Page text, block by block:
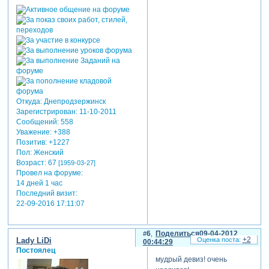
вкусный и бодрящий
напиток! – ответил ему
прихлебывая из чашки
Откуда:Днепродзержинск
Зарегистрирован: 11-10-2011
Сообщений:558
Уважение: +388
Позитив: +1227
Пол:Женский
Возраст:67 [1959-03-27]
Провел на форуме:
14 дней 1 час
Последний визит:
22-09-2016 17:11:07
Поделиться
6
09-04-2012
00:44:29
Lady LiDi
Постоялец
мудрый девиз! очень
+2